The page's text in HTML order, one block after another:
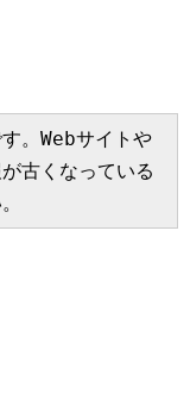
。Webサイトや
古くなっている